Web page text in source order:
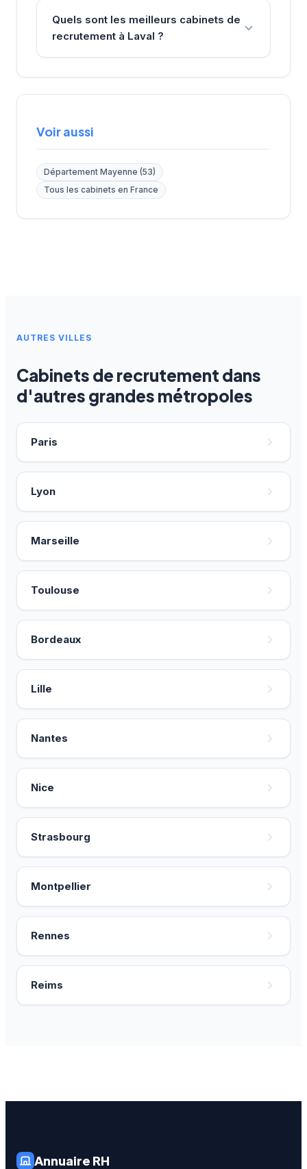
Quels sont les meilleurs cabinets de
recrutement à Laval ?
Voir aussi
Département Mayenne (53)
Tous les cabinets en France
AUTRES VILLES
Cabinets de recrutement dans
d'autres grandes métropoles
Paris
Lyon
Marseille
Toulouse
Bordeaux
Lille
Nantes
Nice
Strasbourg
Montpellier
Rennes
Reims
Annuaire RH